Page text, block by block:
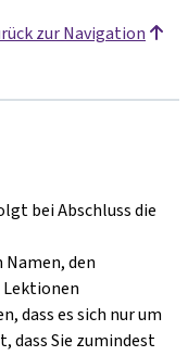
zur Navigation
bei Abschluss die
den
Lektionen
dass es sich nur um
dass Sie zumindest